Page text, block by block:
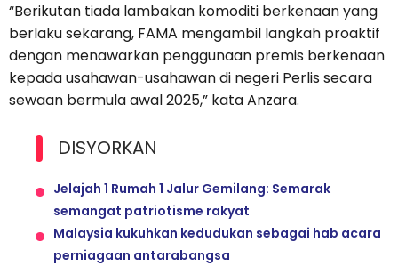
“Berikutan tiada lambakan komoditi berkenaan yang
berlaku sekarang, FAMA mengambil langkah proaktif
dengan menawarkan penggunaan premis berkenaan
kepada usahawan-usahawan di negeri Perlis secara
sewaan bermula awal 2025,” kata Anzara.
DISYORKAN
Jelajah 1 Rumah 1 Jalur Gemilang: Semarak
semangat patriotisme rakyat
Malaysia kukuhkan kedudukan sebagai hab acara
perniagaan antarabangsa